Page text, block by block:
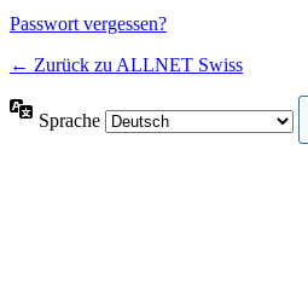
Passwort vergessen?
← Zurück zu ALLNET Swiss
Sprache